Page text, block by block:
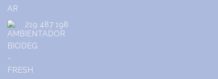
219 487 198